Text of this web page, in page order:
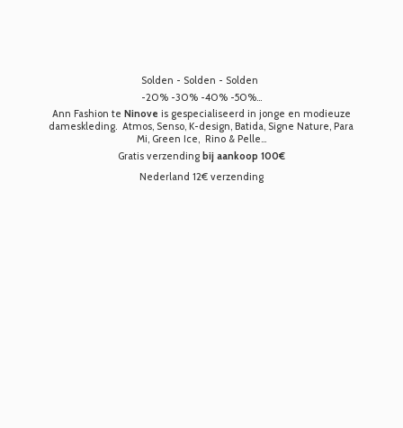
Solden - Solden - Solden
-20% -30% -40% -50%...
Ann Fashion te Ninove is gespecialiseerd in jonge en modieuze
dameskleding. Atmos, Senso, K-design, Batida, Signe Nature, Para
Mi, Green Ice, Rino & Pelle...
Gratis verzending bij aankoop 100€
Nederland 12€ verzending